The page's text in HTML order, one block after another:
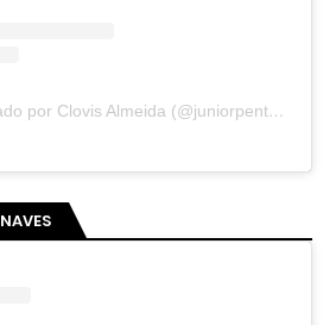
Um post compartilhado por Clovis Almeida (@juniorpentecoste01)